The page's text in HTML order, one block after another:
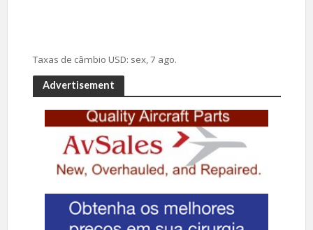
Taxas de câmbio USD: sex, 7 ago.
Advertisement